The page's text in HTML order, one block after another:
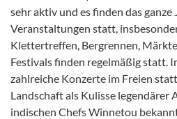
sehr aktiv und es finden das ganze
Veranstaltungen statt,
Klettertreffen, Bergrennen,
Festivals finden regelmäßig statt.
zahlreiche Konzerte im Freien
Landschaft als Kulisse legendärer
indischen Chefs Winnetou